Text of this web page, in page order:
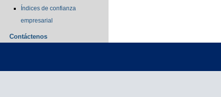
Índices de confianza
empresarial
Contáctenos